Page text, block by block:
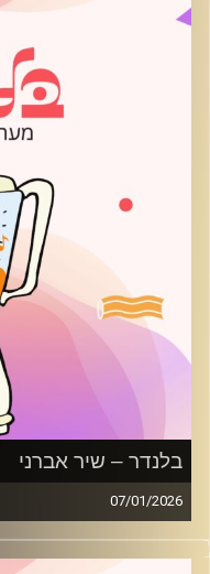
קרדיט תמונות:
בלנדר – שיר אברני
07/01/2026
מוזיקה רגועה לפתוח